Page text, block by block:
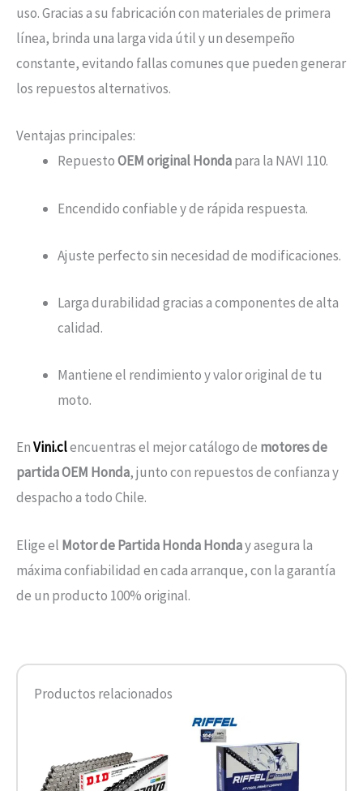
uso. Gracias a su fabricación con materiales de primera
línea, brinda una larga vida útil y un desempeño
constante, evitando fallas comunes que pueden generar
los repuestos alternativos.
Ventajas principales:
RepuestoOEM original Hondapara la NAVI 110.
Encendido confiable y de rápida respuesta.
Ajuste perfecto sin necesidad de modificaciones.
Larga durabilidad gracias a componentes de alta
calidad.
Mantiene el rendimiento y valor original de tu
moto.
EnVini.clencuentras el mejor catálogo de motores de
partida OEM Honda, junto con repuestos de confianza y
despacho a todo Chile.
Elige el Motor de Partida Honda Honday asegura la
máxima confiabilidad en cada arranque, con la garantía
de un producto 100% original.
Productos relacionados